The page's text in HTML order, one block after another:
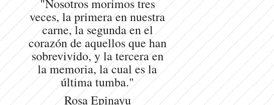
"Nosotros morimos tres
veces, la primera en nuestra
carne, la segunda en el
corazón de aquellos que han
sobrevivido, y la tercera en
la memoria, la cual es la
última tumba."
Rosa Epinayu